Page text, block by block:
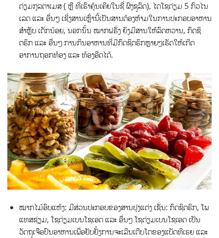
ດ່ຽມກູລຕາເມສ ( ຫຼື ທີ່ເຮົາຄຸ້ນເຄີຍໃນຊື່ ຜົງຊູລົດ), ໄດໂຊດ່ຽມ 5 ກົວໄນ
ເລດ ແລະ ອື່ນໆ ເຊີ່ງສານເຫຼົ່ານີ້ເປັນສານຕ້ອງຫ້າມໃນການປະກອບອາຫານ
ສຳຫຼັບ ເດັກນ້ອຍ, ນອກນັ້ນ ໝາກຝຣັ່ງ ຍັງມີສານໃຫ້ລົດຫວານ, ກົດຊິ
ຕຣິກ ແລະ ອື່ນໆ ການກິນອາຫານທີ່ມີກົດຊິຕຣິກຫຼາຍໆເຮັດໃຫ້ເກີດ
ອາການຖອກທ້ອງ ແລະ ທ້ອງອືດໄດ້.
ໝາກໄມ້ອົບແຫ້ງ: ມີສ່ວນປະກອບຂອງສານປຸງແຕ່ງ ເຊັ່ນ: ກົດຊິຕຣິກ, ໂພ
ແທສຊ່ຽມ, ໂຊດ່ຽມເບນໂຊເອດ ແລະ ອື່ນໆ ໂຊດ່ຽມເບນໂຊເອດ ເປັນ
ວັດຖຸເຈືອປົນອາຫານເພື່ອຢັບຢັ້ງການຈະເລີນເຕີບໂຕຂອງແບັດທີເຣຍ ແລະ